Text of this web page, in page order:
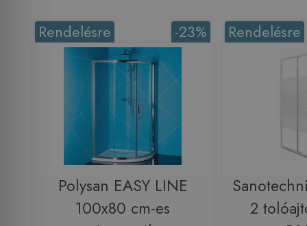
-23%
Rendelésre
Polysan EASY LINE
100x80 cm-es
Rendelésre
2